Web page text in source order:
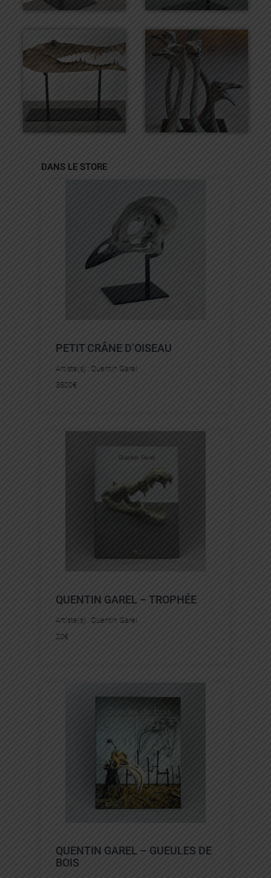
DANS LE STORE
PETIT CRÂNE D’OISEAU
Artiste(s) : Quentin Garel
3800€
QUENTIN GAREL – TROPHÉE
Artiste(s) : Quentin Garel
20€
QUENTIN GAREL – GUEULES DE
BOIS